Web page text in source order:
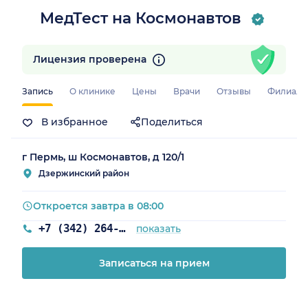
МедТест на Космонавтов
Запись О клинике Цены Врачи Отзывы Филиалы
В избранное Поделиться
Лицензия проверена
г Пермь, ш Космонавтов, д 120/1
Дзержинский район
+7 (342) 264-02-09 показать
Откроется завтра в 08:00
Записаться на прием